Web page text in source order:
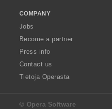
COMPANY
Jobs
Become a partner
Press info
Contact us
Tietoja Operasta
© Opera Software